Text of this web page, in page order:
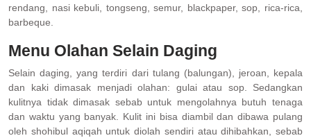
rendang, nasi kebuli, tongseng, semur, blackpaper, sop, rica-rica,
barbeque.
Menu Olahan Selain Daging
Selain daging, yang terdiri dari tulang (balungan), jeroan, kepala
dan kaki dimasak menjadi olahan: gulai atau sop. Sedangkan
kulitnya tidak dimasak sebab untuk mengolahnya butuh tenaga
dan waktu yang banyak. Kulit ini bisa diambil dan dibawa pulang
oleh shohibul aqiqah untuk diolah sendiri atau dihibahkan, sebab